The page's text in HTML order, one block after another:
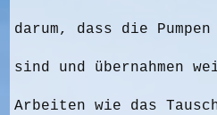
darum, dass die
sind und übernahmen
Arbeiten wie das